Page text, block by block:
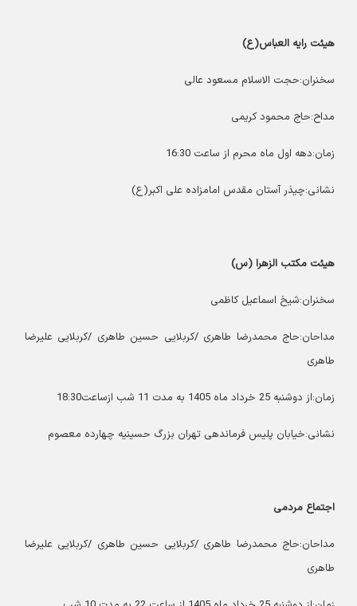
هیئت رایه العباس(ع)
سخنران:حجت الاسلام مسعود عالی
مداح:حاج محمود کریمی
زمان:دهه اول ماه محرم از ساعت 16:30
نشانی:چیذر آستان مقدس امامزاده علی اکبر(ع)
هیئت مکتب الزهرا (س)
سخنران:شیخ اسماعیل کاظمی
مداحان:حاج محمدرضا طاهری /کربلایی حسین طاهری /کربلایی علیرضا
طاهری
زمان:از دوشنبه 25 خرداد ماه 1405 به مدت 11 شب ازساعت18:30
نشانی:خیابان پلیس فرماندهی تهران بزرگ حسینیه چهارده معصوم
اجتماع مردمی
مداحان:حاج محمدرضا طاهری /کربلایی حسین طاهری /کربلایی علیرضا
طاهری